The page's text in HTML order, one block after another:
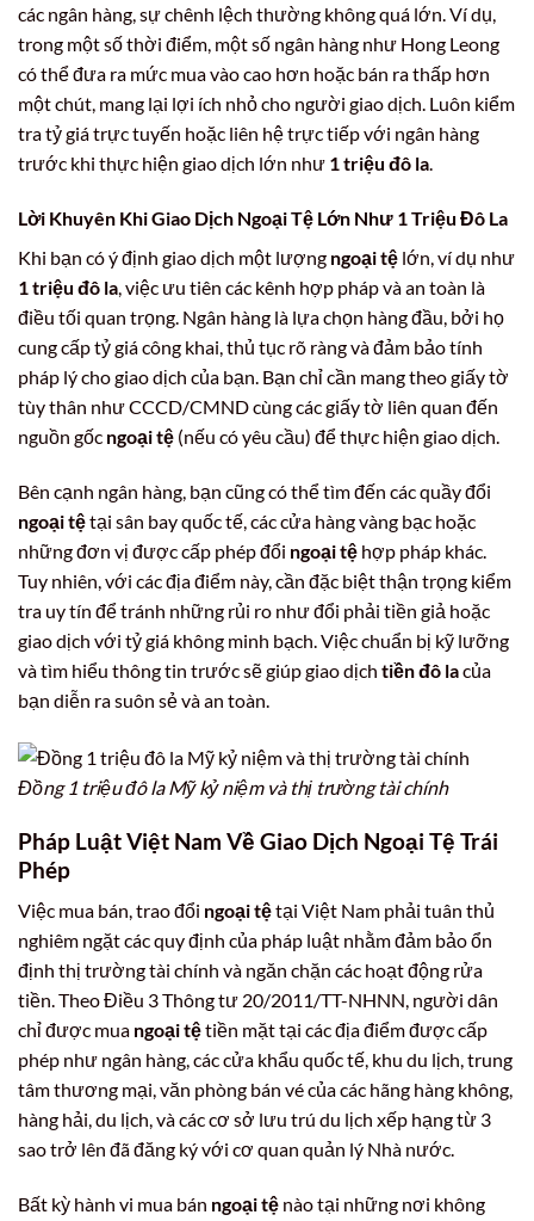
các ngân hàng, sự chênh lệch thường không quá lớn. Ví dụ,
trong một số thời điểm, một số ngân hàng như Hong Leong
có thể đưa ra mức mua vào cao hơn hoặc bán ra thấp hơn
một chút, mang lại lợi ích nhỏ cho người giao dịch. Luôn kiểm
tra tỷ giá trực tuyến hoặc liên hệ trực tiếp với ngân hàng
trước khi thực hiện giao dịch lớn như 1 triệu đô la.
Lời Khuyên Khi Giao Dịch Ngoại Tệ Lớn Như 1 Triệu Đô La
Khi bạn có ý định giao dịch một lượng ngoại tệ lớn, ví dụ như
1 triệu đô la , việc ưu tiên các kênh hợp pháp và an toàn là
điều tối quan trọng. Ngân hàng là lựa chọn hàng đầu, bởi họ
cung cấp tỷ giá công khai, thủ tục rõ ràng và đảm bảo tính
pháp lý cho giao dịch của bạn. Bạn chỉ cần mang theo giấy tờ
tùy thân như CCCD/CMND cùng các giấy tờ liên quan đến
nguồn gốc ngoại tệ (nếu có yêu cầu) để thực hiện giao dịch.
Bên cạnh ngân hàng, bạn cũng có thể tìm đến các quầy đổi
ngoại tệtại sân bay quốc tế, các cửa hàng vàng bạc hoặc
những đơn vị được cấp phép đổi ngoại tệ hợp pháp khác.
Tuy nhiên, với các địa điểm này, cần đặc biệt thận trọng kiểm
tra uy tín để tránh những rủi ro như đổi phải tiền giả hoặc
giao dịch với tỷ giá không minh bạch. Việc chuẩn bị kỹ lưỡng
và tìm hiểu thông tin trước sẽ giúp giao dịch tiền đô lacủa
bạn diễn ra suôn sẻ và an toàn.
Đồng 1 triệu đô la Mỹ kỷ niệm và thị trường tài chính
Pháp Luật Việt Nam Về Giao Dịch Ngoại Tệ Trái
Phép
Việc mua bán, trao đổi ngoại tệtại Việt Nam phải tuân thủ
nghiêm ngặt các quy định của pháp luật nhằm đảm bảo ổn
định thị trường tài chính và ngăn chặn các hoạt động rửa
tiền. Theo Điều 3 Thông tư 20/2011/TT-NHNN, người dân
chỉ được mua ngoại tệtiền mặt tại các địa điểm được cấp
phép như ngân hàng, các cửa khẩu quốc tế, khu du lịch, trung
tâm thương mại, văn phòng bán vé của các hãng hàng không,
hàng hải, du lịch, và các cơ sở lưu trú du lịch xếp hạng từ 3
sao trở lên đã đăng ký với cơ quan quản lý Nhà nước.
Bất kỳ hành vi mua bán ngoại tệ nào tại những nơi không